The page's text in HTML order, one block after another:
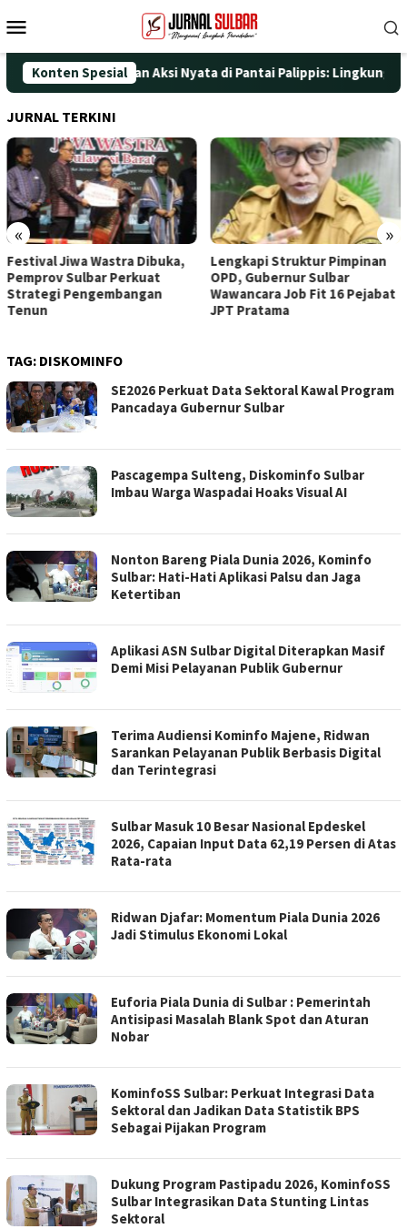
ke
Mobile
Konten Spesial
ke-25 dengan Aksi Nyata di Pantai Palippis: Lingkungan
JURNAL TERKINI
« »
Festival Jiwa Wastra Dibuka,
Pemprov Sulbar Perkuat
Strategi Pengembangan
Tenun
Lengkapi Struktur Pimpinan
OPD, Gubernur Sulbar
Wawancara Job Fit 16 Pejabat
JPT Pratama
TAG: DISKOMINFO
SE2026 Perkuat Data Sektoral Kawal Program
Pancadaya Gubernur Sulbar
Pascagempa Sulteng, Diskominfo Sulbar
Imbau Warga Waspadai Hoaks Visual AI
Nonton Bareng Piala Dunia 2026, Kominfo
Sulbar: Hati-Hati Aplikasi Palsu dan Jaga
Ketertiban
Aplikasi ASN Sulbar Digital Diterapkan Masif
Demi Misi Pelayanan Publik Gubernur
Terima Audiensi Kominfo Majene, Ridwan
Sarankan Pelayanan Publik Berbasis Digital
dan Terintegrasi
Sulbar Masuk 10 Besar Nasional Epdeskel
2026, Capaian Input Data 62,19 Persen di Atas
Rata-rata
Ridwan Djafar: Momentum Piala Dunia 2026
Jadi Stimulus Ekonomi Lokal
Euforia Piala Dunia di Sulbar : Pemerintah
Antisipasi Masalah Blank Spot dan Aturan
Nobar
KominfoSS Sulbar: Perkuat Integrasi Data
Sektoral dan Jadikan Data Statistik BPS
Sebagai Pijakan Program
Dukung Program Pastipadu 2026, KominfoSS
Sulbar Integrasikan Data Stunting Lintas
Sektoral